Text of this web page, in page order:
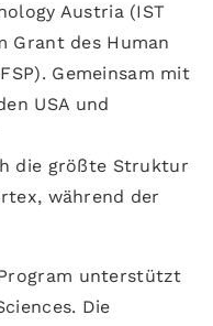
Austria (IST
Grant des Human
Gemeinsam mit
USA und
die größte Struktur
während der
unterstützt
Die